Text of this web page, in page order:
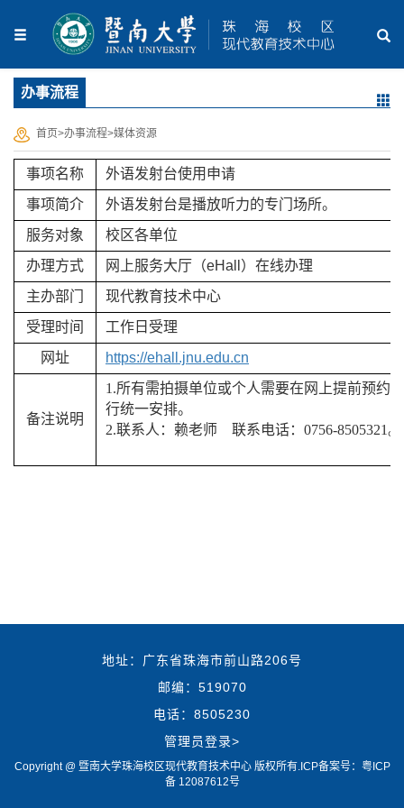
办事流程
首页>办事流程>媒体资源
事项名称
外语发射台使用申请
事项简介
外语发射台是播放听力的专门场所。
服务对象
校区各单位
办理方式
网上服务大厅（eHall ）在线办理
主办部门
现代教育技术中心
受理时间
工作日受理
网址
https://ehall.jnu.edu.cn
备注说明
1.所有需拍摄单位或个人需要在网上提前预约
行统一安排。
2.联系人：赖老师 联系电话：0756-8505321。
地址：广东省珠海市前山路206号
邮编：519070
电话：8505230
管理员登录>
Copyright @ 暨南大学珠海校区现代教育技术中心 版权所有.ICP备案号：粤ICP
备 12087612号